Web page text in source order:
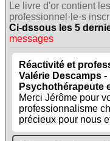
Le livre d'or contient
professionnel·le·s
Ci-dssous les 5
messages
Réactivité et
Valérie Descamps
Psychothérapeute
Merci Jérôme pour
professionnalisme
précieux pour nous